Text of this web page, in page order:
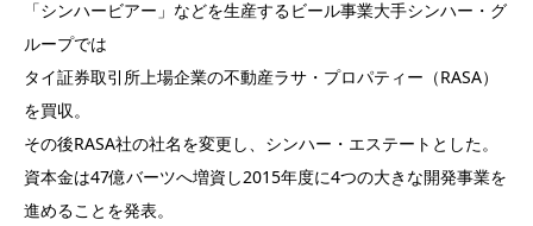
「シンハービアー」などを生産するビール事業大手シンハー・グ
ループでは
タイ証券取引所上場企業の不動産ラサ・プロパティー（RASA）
を買収。
その後RASA社の社名を変更し、シンハー・エステートとした。
資本金は47億バーツへ増資し2015年度に4つの大きな開発事業を
進めることを発表。